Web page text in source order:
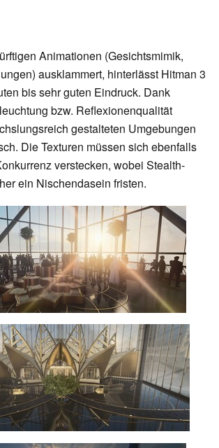
Animationen (Gesichtsmimik,
ausklammert, hinterlässt Hitman 3
bis sehr guten Eindruck. Dank
bzw. Reflexionenqualität
gestalteten Umgebungen
Die Texturen müssen sich ebenfalls
verstecken, wobei Stealth-
ein Nischendasein fristen.